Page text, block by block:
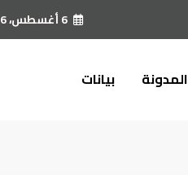
6 أغسطس، 2026
المدونة بيانات